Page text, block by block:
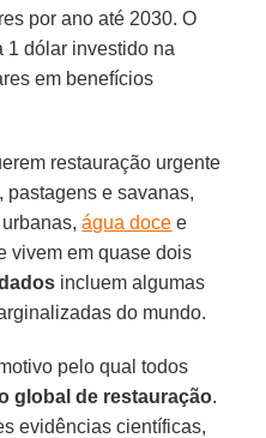
por ano até 2030. O
1 dólar investido na
em benefícios
restauração urgente
, pastagens e savanas,
urbanas,água doce e
vivem em quase dois
incluem algumas
do mundo.
pelo qual todos
global de restauração.
evidências científicas,